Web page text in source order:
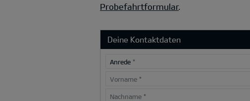
Probefahrtformular.
Deine Kontaktdaten
Anrede *
Vorname *
Nachname *